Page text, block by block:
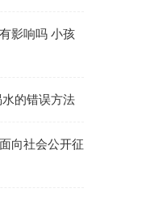
影响吗 小孩
的错误方法
向社会公开征